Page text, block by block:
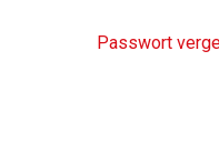
Passwort